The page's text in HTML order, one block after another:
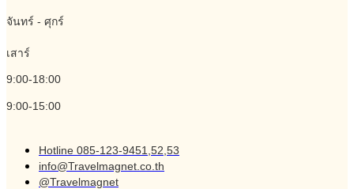
จันทร์ - ศุกร์
เสาร์
9:00-18:00
9:00-15:00
Hotline 085-123-9451,52,53
info@Travelmagnet.co.th
@Travelmagnet